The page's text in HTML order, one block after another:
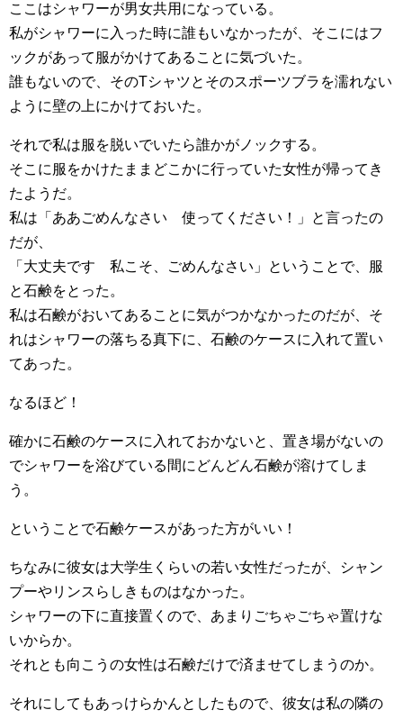
ここはシャワーが男女共用になっている。
私がシャワーに入った時に誰もいなかったが、そこにはフ
ックがあって服がかけてあることに気づいた。
誰もないので、そのTシャツとそのスポーツブラを濡れない
ように壁の上にかけておいた。
それで私は服を脱いでいたら誰かがノックする。
そこに服をかけたままどこかに行っていた女性が帰ってき
たようだ。
私は「ああごめんなさい 使ってください！」と言ったの
だが、
「大丈夫です 私こそ、ごめんなさい」ということで、服
と石鹸をとった。
私は石鹸がおいてあることに気がつかなかったのだが、そ
れはシャワーの落ちる真下に、石鹸のケースに入れて置い
てあった。
なるほど！
確かに石鹸のケースに入れておかないと、置き場がないの
でシャワーを浴びている間にどんどん石鹸が溶けてしま
う。
ということで石鹸ケースがあった方がいい！
ちなみに彼女は大学生くらいの若い女性だったが、シャン
プーやリンスらしきものはなかった。
シャワーの下に直接置くので、あまりごちゃごちゃ置けな
いからか。
それとも向こうの女性は石鹸だけで済ませてしまうのか。
それにしてもあっけらかんとしたもので、彼女は私の隣の